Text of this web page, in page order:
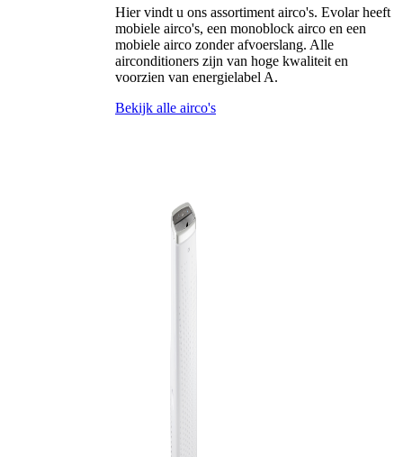
Hier vindt u ons assortiment airco's. Evolar heeft
mobiele airco's, een monoblock airco en een
mobiele airco zonder afvoerslang. Alle
airconditioners zijn van hoge kwaliteit en
voorzien van energielabel A.
Bekijk alle airco's